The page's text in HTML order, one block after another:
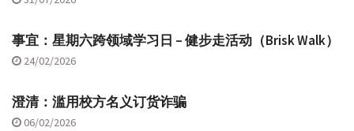
事宜：星期六跨领域学习日 – 健步走活动（Brisk Walk）
24/02/2026
澄清：滥用校方名义订货诈骗
06/02/2026